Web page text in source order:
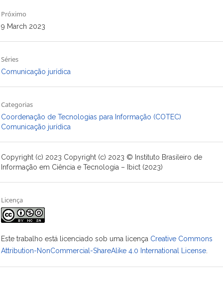
Próximo
9 March 2023
Séries
Comunicação jurídica
Categorias
Coordenação de Tecnologias para Informação (COTEC)
Comunicação jurídica
Copyright (c) 2023 Copyright (c) 2023 © Instituto Brasileiro de
Informação em Ciência e Tecnologia – Ibict (2023)
Licença
Este trabalho está licenciado sob uma licença Creative Commons
Attribution-NonCommercial-ShareAlike 4.0 International License.